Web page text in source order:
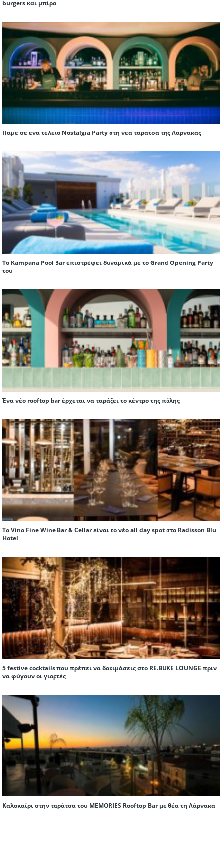
burgers και μπίρα
Πάμε σε ένα τέλειο Nostalgia Party στη νέα ταράτσα της Λάρνακας
Το Kampana Pool Bar επιστρέφει δυναμικά με το Grand Opening Party
του
Ένα νέο rooftop bar έρχεται να ταράξει το κέντρο της πόλης
Το Vino Fine Wine Bar & Cellar είναι το νέο all day spot στο Radisson Blu
Hotel
5 festive cocktails που πρέπει να δοκιμάσεις στο RE.BUKE LOUNGE πριν
να φύγουν οι γιορτές
Καλοκαίρι στην ταράτσα του MEMORIES Rooftop Bar με θέα τη Λάρνακα